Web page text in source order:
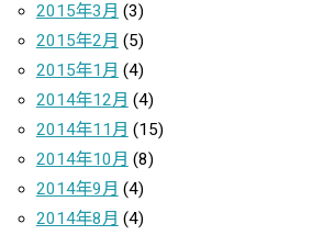
2015年3月 (3)
2015年2月 (5)
2015年1月 (4)
2014年12月 (4)
2014年11月 (15)
2014年10月 (8)
2014年9月 (4)
2014年8月 (4)